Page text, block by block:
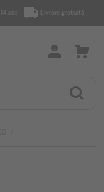
Livrare gratuită